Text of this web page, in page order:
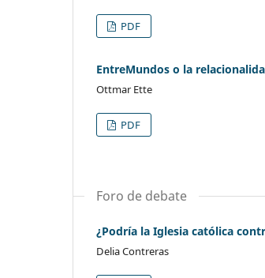
PDF
EntreMundos o la
Ottmar Ette
PDF
Foro de debate
¿Podría la Iglesia católica
Delia Contreras